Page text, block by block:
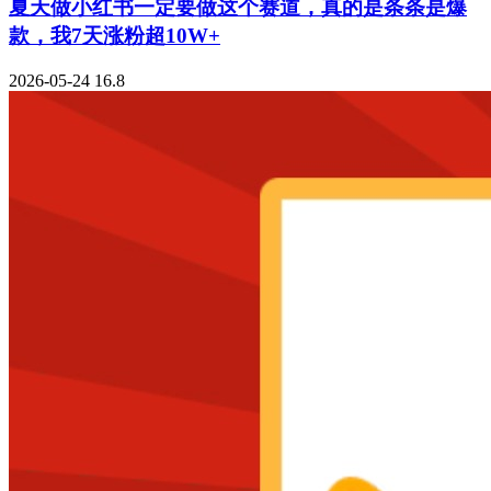
夏天做小红书一定要做这个赛道，真的是条条是爆
款，我7天涨粉超10W+
2026-05-24 16.8